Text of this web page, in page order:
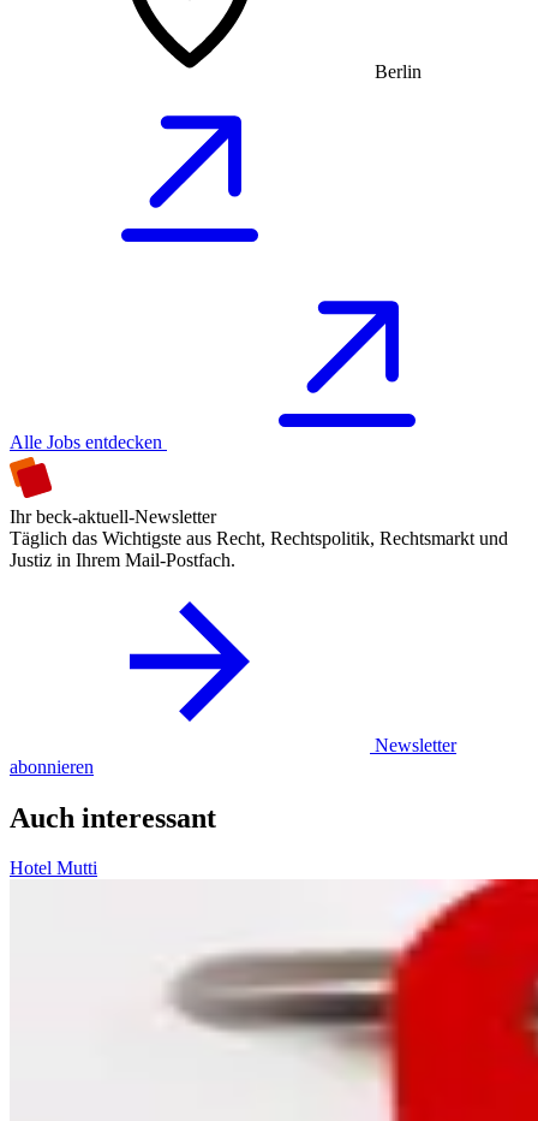
Berlin
Alle Jobs entdecken
Ihr beck-aktuell-Newsletter
Täglich das Wichtigste aus Recht, Rechtspolitik, Rechtsmarkt und
Justiz in Ihrem Mail-Postfach.
Newsletter
abonnieren
Auch interessant
Hotel Mutti